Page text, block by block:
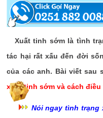
Xuất tinh sớm là tình
tác hại rất xấu đến đời
của các anh. Bài viết sau
xuất tinh sớm và cách
Nói ngay tình trạng